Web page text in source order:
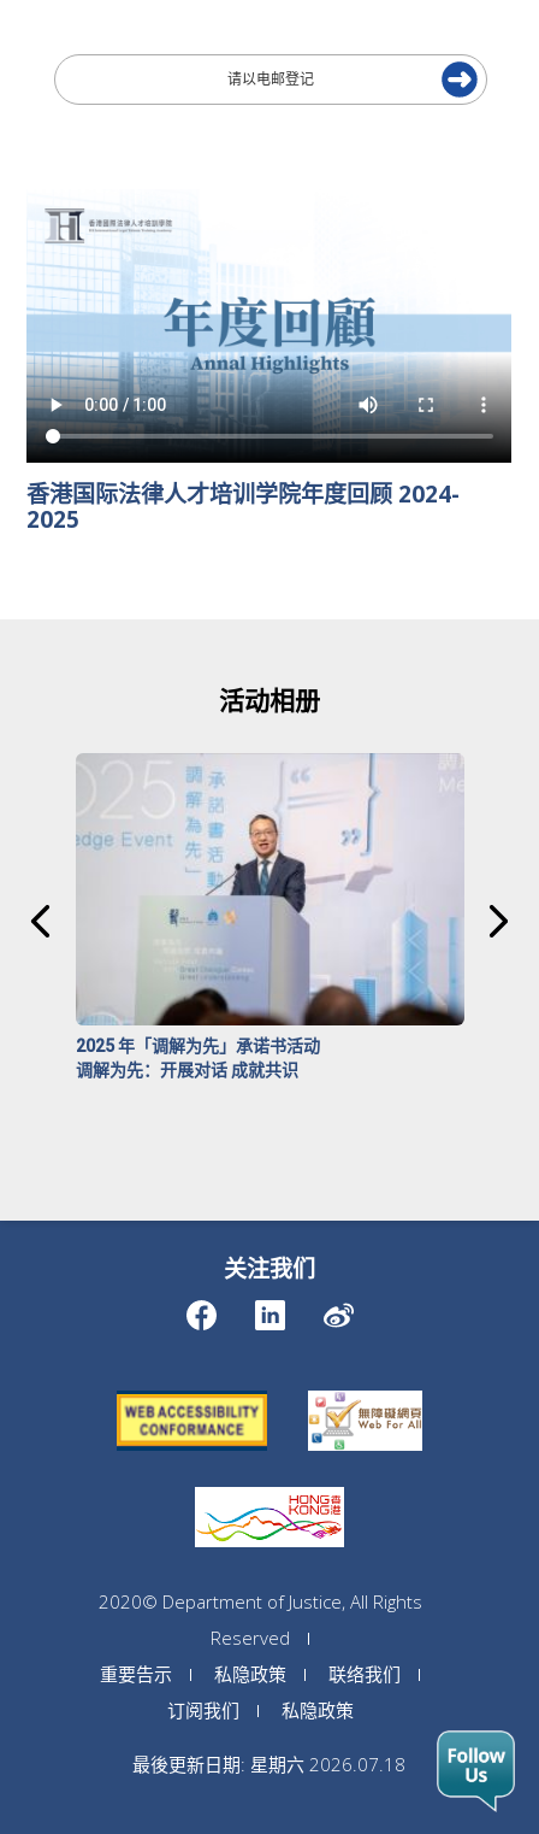
香港国际法律人才培训学院年度回顾 2024-
2025
活动相册
2025 年「调解为先」承诺书活动
调解为先：开展对话 成就共识
关注我们
2020© Department of Justice, All Rights
Reserved
重要告示
私隐政策
联络我们
订阅我们
私隐政策
最後更新日期: 星期六 2026.07.18